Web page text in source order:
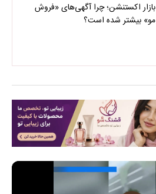
بازار اکستنشن؛ چرا آگهی‌های «فروش
مو» بیشتر شده است؟